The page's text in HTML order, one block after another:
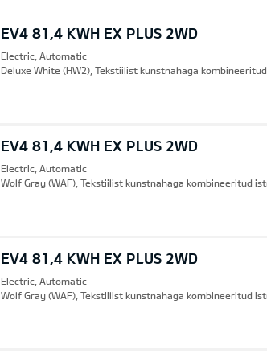
EV4 81,4 KWH EX PLUS 2WD
Electric, Automatic
Deluxe White (HW2), Tekstiilist kunstnahaga
EV4 81,4 KWH EX PLUS 2WD
Electric, Automatic
Wolf Gray (WAF), Tekstiilist kunstnahaga kombineeritud
EV4 81,4 KWH EX PLUS 2WD
Electric, Automatic
Wolf Gray (WAF), Tekstiilist kunstnahaga kombineeritud